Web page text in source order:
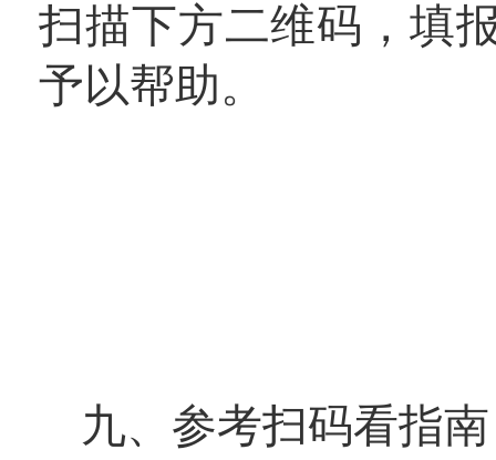
扫描下方二维码，填
予以帮助。
九、参考扫码看指南